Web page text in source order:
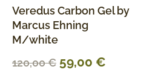
Veredus Carbon Gel by
Marcus Ehning
M/white
120,00€ 59,00 €